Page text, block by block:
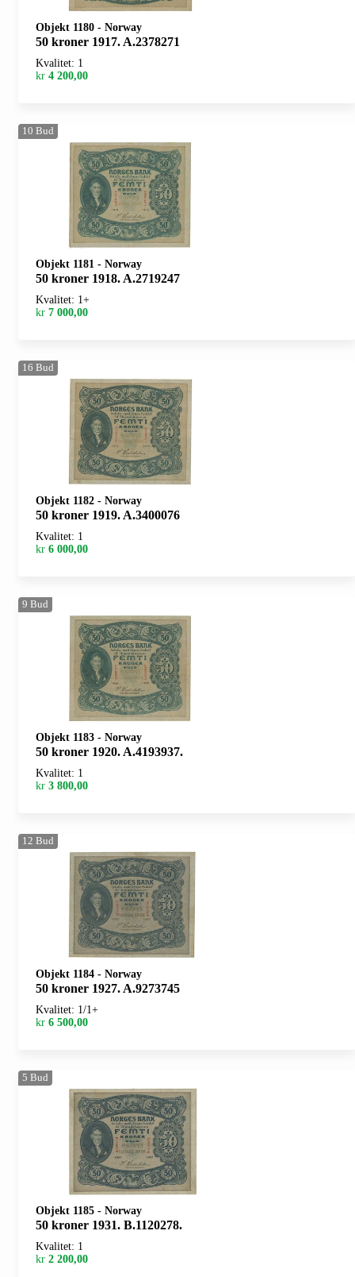
Objekt 1180 - Norway
50 kroner 1917. A.2378271
Kvalitet: 1
kr 4 200,00
10 Bud
Objekt 1181 - Norway
50 kroner 1918. A.2719247
Kvalitet: 1+
kr 7 000,00
16 Bud
Objekt 1182 - Norway
50 kroner 1919. A.3400076
Kvalitet: 1
kr 6 000,00
9 Bud
Objekt 1183 - Norway
50 kroner 1920. A.4193937.
Kvalitet: 1
kr 3 800,00
12 Bud
Objekt 1184 - Norway
50 kroner 1927. A.9273745
Kvalitet: 1/1+
kr 6 500,00
5 Bud
Objekt 1185 - Norway
50 kroner 1931. B.1120278.
Kvalitet: 1
kr 2 200,00